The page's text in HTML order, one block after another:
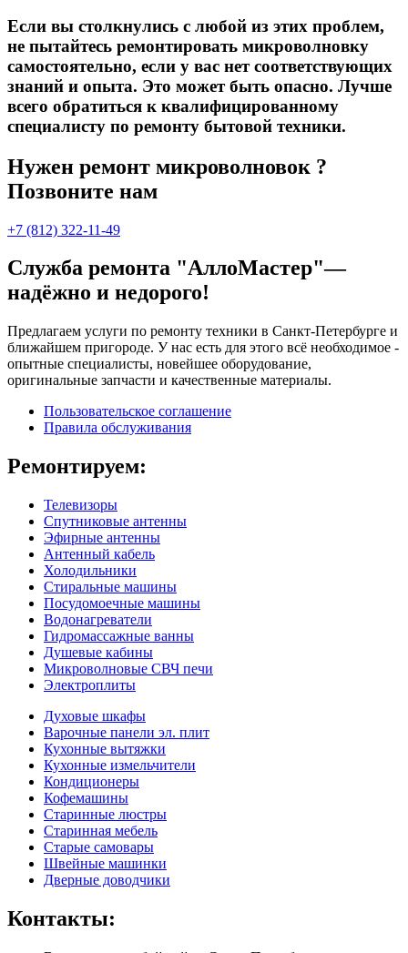
Если вы столкнулись с любой из этих проблем,
не пытайтесь ремонтировать микроволновку
самостоятельно, если у вас нет соответствующих
знаний и опыта. Это может быть опасно. Лучше
всего обратиться к квалифицированному
специалисту по ремонту бытовой техники.
Нужен ремонт микроволновок ?
Позвоните нам
+7 (812) 322-11-49
Служба ремонта "АллоМастер"—
надёжно и недорого!
Предлагаем услуги по ремонту техники в Санкт-Петербурге и
ближайшем пригороде. У нас есть для этого всё необходимое -
опытные специалисты, новейшее оборудование,
оригинальные запчасти и качественные материалы.
Пользовательское соглашение
Правила обслуживания
Ремонтируем:
Телевизоры
Спутниковые антенны
Эфирные антенны
Антенный кабель
Холодильники
Стиральные машины
Посудомоечные машины
Водонагреватели
Гидромассажные ванны
Душевые кабины
Микроволновые СВЧ печи
Электроплиты
Духовые шкафы
Варочные панели эл. плит
Кухонные вытяжки
Кухонные измельчители
Кондиционеры
Кофемашины
Старинные люстры
Старинная мебель
Старые самовары
Швейные машинки
Дверные доводчики
Контакты: